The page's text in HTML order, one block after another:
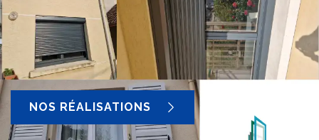
NOS RÉALISATIONS